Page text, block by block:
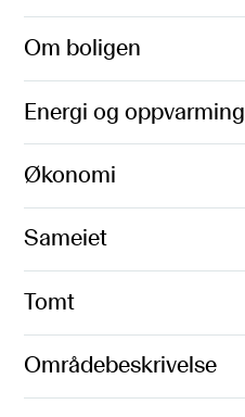
Om boligen
Energi og oppvarming
Økonomi
Sameiet
Tomt
Områdebeskrivelse